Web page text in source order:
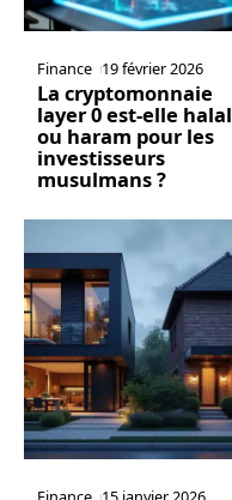
Finance 19 février 2026
La cryptomonnaie
layer 0 est-elle halal
ou haram pour les
investisseurs
musulmans ?